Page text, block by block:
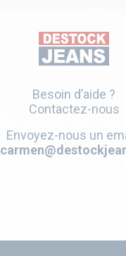
Besoin d’aide ?
Contactez-nous
Envoyez-nous un